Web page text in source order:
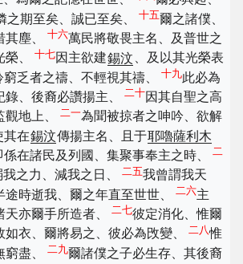
之期至矣、誠已至矣、 十五爾之諸僕、
其塵、 十六萬民將敬畏主名、及普世之
榮、 十七因主欲建錫汶 、及以其光榮表
窮乏者之禱、不輕視其禱、 十九此必為
、後裔必讚揚主、
二十因其自聖之高
觀地上、
二一為聞被掠者之呻吟、欲解
其在錫汶傳揚主名、且于耶嚕薩利木
係在諸民及列國、集聚事奉主之時、
二
之力、減我之日、 二五我曾謂我天
途時逝我、爾之年直至世世、
二六主
亦爾手所造者、
二七彼定消化、惟爾
衣、爾將易之、彼必為攺變、
二八惟
窮盡、
二九爾諸僕之子必生存、其後裔